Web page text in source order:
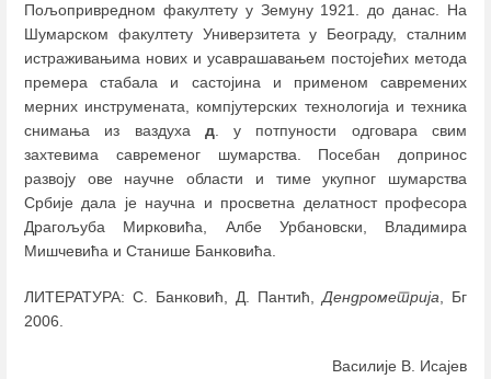
Пољопривредном факултету у Земуну 1921. до данас. На
Шумарском факултету Универзитета у Београду, сталним
истраживањима нових и усаврашавањем постојећих метода
премера стабала и састојина и применом савремених
мерних инструмената, компјутерских технологија и техника
снимања из ваздуха д. у потпуности одговара свим
захтевима савременог шумарства. Посебан допринос
развoју ове научне области и тиме укупног шумарства
Србије дала је научна и просветна делатност професора
Драгољуба Мирковића, Албе Урбановски, Владимира
Мишчевића и Станише Банковића.
ЛИТЕРАТУРА: С. Банковић, Д. Пантић, Дендрометрија , Бг
2006.
Василије В. Исајев